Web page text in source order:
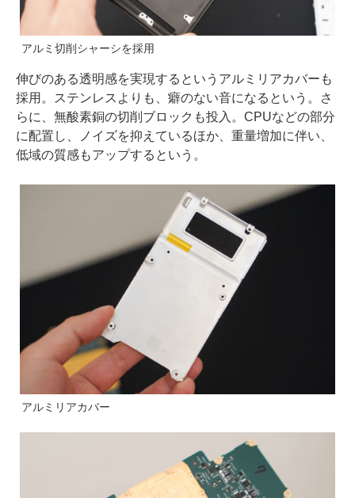
アルミ切削シャーシを採用
伸びのある透明感を実現するというアルミリアカバーも
採用。ステンレスよりも、癖のない音になるという。さ
らに、無酸素銅の切削ブロックも投入。CPUなどの部分
に配置し、ノイズを抑えているほか、重量増加に伴い、
低域の質感もアップするという。
アルミリアカバー